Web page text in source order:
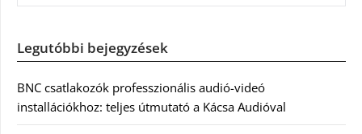
Legutóbbi bejegyzések
BNC csatlakozók professzionális audió-videó
installációkhoz: teljes útmutató a Kácsa Audióval